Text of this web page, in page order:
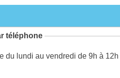
téléphone
du lundi au vendredi de 9h à